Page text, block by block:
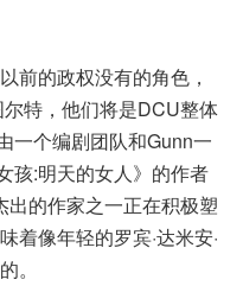
前的政权没有的角色，
尔特，他们将是DCU整体
一个编剧团队和Gunn一
孩:明天的女人》的作者
的作家之一正在积极塑
着像年轻的罗宾·达米安·
。